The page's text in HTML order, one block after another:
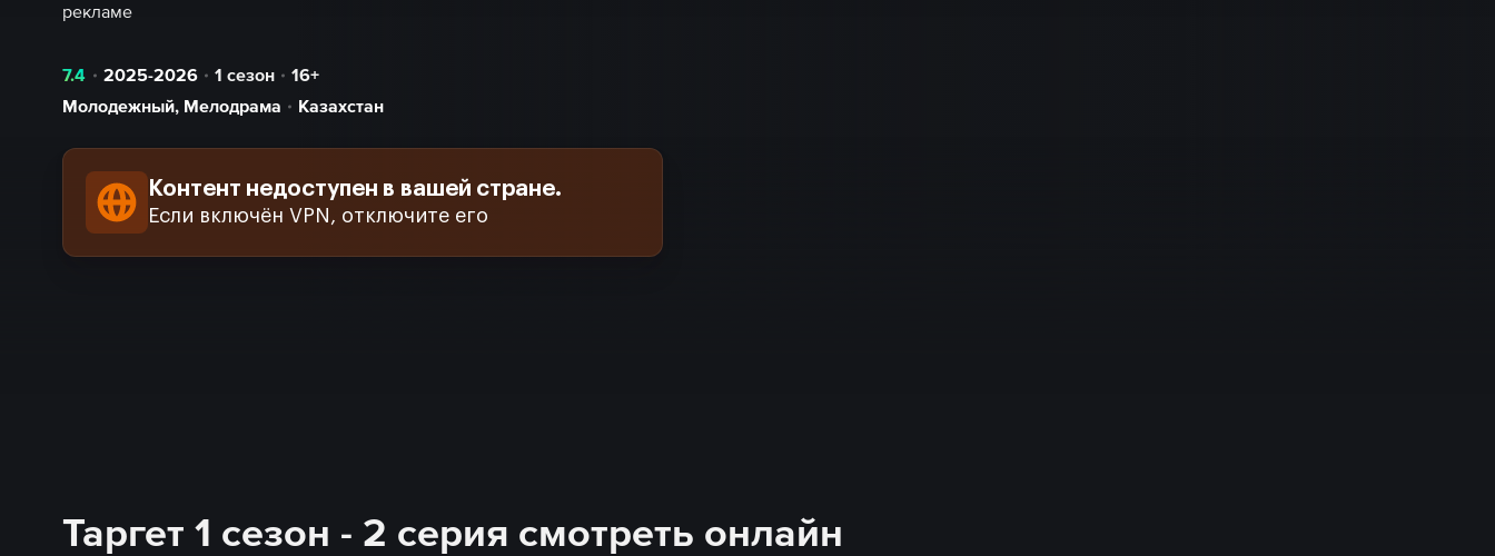
рекламе
7.4 2025-2026 1 сезон
16+
Молодежный, Мелодрама Казахстан
Контент недоступен в вашей стране.
Если включён VPN, отключите его
Таргет 1 сезон - 2 серия смотреть онлайн